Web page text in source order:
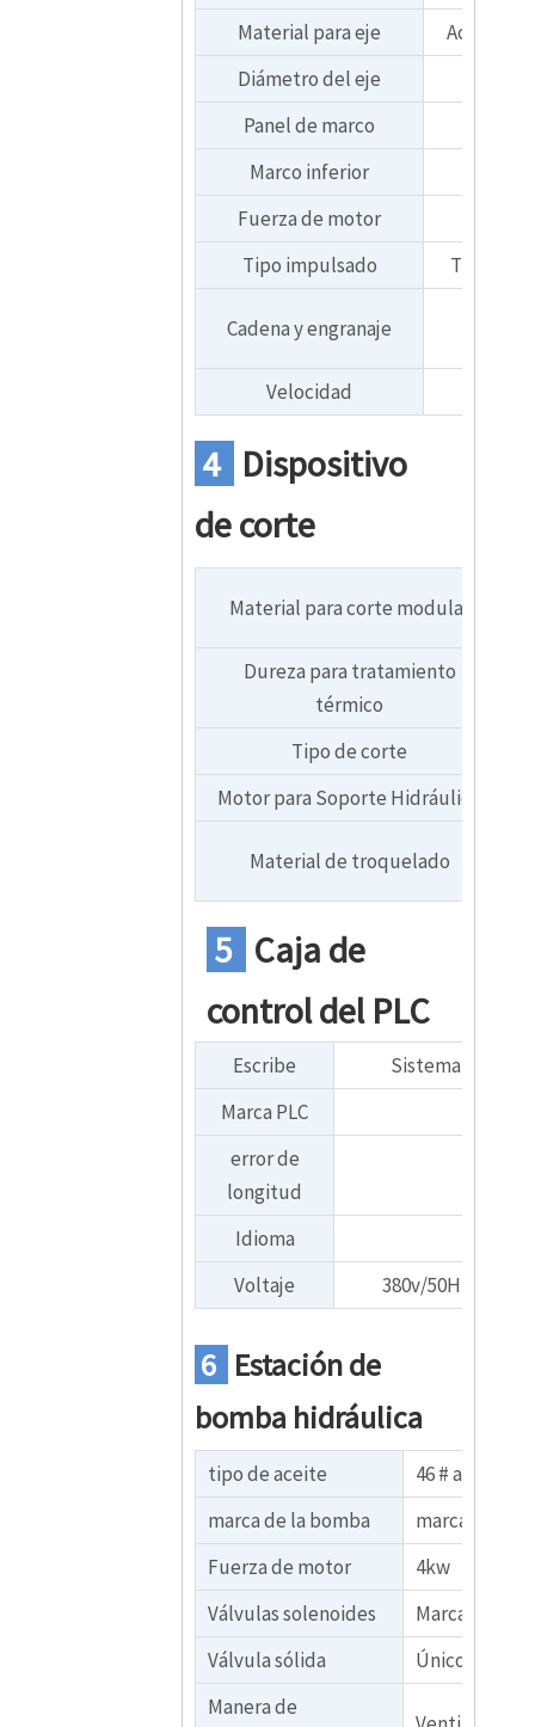
Material para eje
Acero
Diámetro del eje
Panel de marco
Marco inferior
Fuerza de motor
Tipo impulsado
Cadena y engranaje
Velocidad
4 Dispositivo
de corte
Material para corte modular
Dureza para tratamiento
térmico
Tipo de corte
Motor para Soporte Hidráulico
Material de troquelado
5 Caja de
control del PLC
Escribe
Sistema de
Marca PLC
error de
longitud
Idioma
Voltaje
380v/50HZ, 3
6 Estación de
bomba hidráulica
tipo de aceite
46 # aceite
marca de la bomba
marca china
Fuerza de motor
4kw
Válvulas solenoides
Marca Huade
Válvula sólida
Único
Manera de